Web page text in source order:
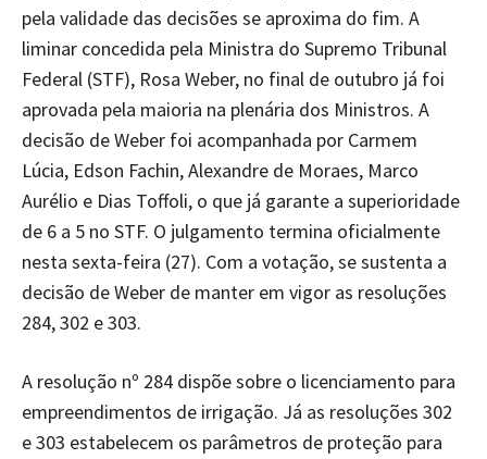
pela validade das decisões se aproxima do fim. A
liminar concedida pela Ministra do Supremo Tribunal
Federal (STF), Rosa Weber, no final de outubro já foi
aprovada pela maioria na plenária dos Ministros. A
decisão de Weber foi acompanhada por Carmem
Lúcia, Edson Fachin, Alexandre de Moraes, Marco
Aurélio e Dias Toffoli, o que já garante a superioridade
de 6 a 5 no STF. O julgamento termina oficialmente
nesta sexta-feira (27). Com a votação, se sustenta a
decisão de Weber de manter em vigor as resoluções
284, 302 e 303.
A resolução nº 284 dispõe sobre o licenciamento para
empreendimentos de irrigação. Já as resoluções 302
e 303 estabelecem os parâmetros de proteção para